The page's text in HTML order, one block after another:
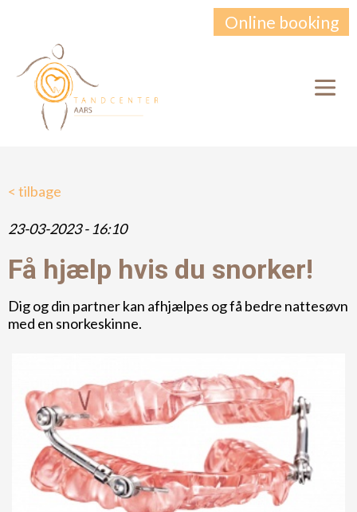
Online booking
< tilbage
23-03-2023 - 16:10
Få hjælp hvis du snorker!
Dig og din partner kan afhjælpes og få bedre nattesøvn
med en snorkeskinne.